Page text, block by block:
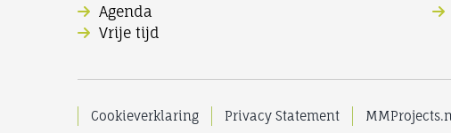
Agenda
Vrije tijd
Cookieverklaring Privacy Statement